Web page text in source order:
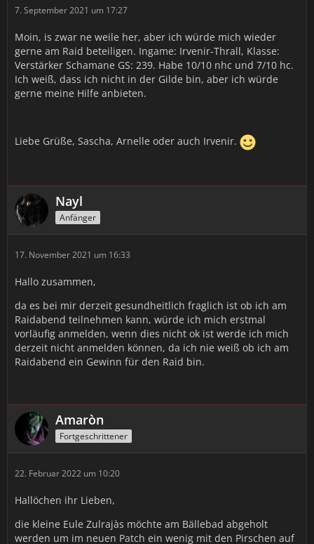
7. September 2021 um 17:27
Moin, is zwar ne weile her, aber ich würde mich wieder
gerne am Raid beteiligen. Ingame: Irvenir-Thrall, Klasse:
Verstärker Schamane GS: 239. Habe 10/10 nhc und 7/10 hc.
Ich weiß, dass ich nicht in der Gilde bin, aber ich würde
gerne meine Hilfe anbieten.
Liebe Grüße, Sascha, Arnelle oder auch Irvenir.
Nayl
Anfänger
17. November 2021 um 16:33
Hallo zusammen,
da es bei mir derzeit gesundheitlich fraglich ist ob ich am
Raidabend teilnehmen kann, würde ich mich erstmal
vorläufig anmelden, wenn dies nicht ok ist werde ich mich
derzeit nicht anmelden können, da ich nie weiß ob ich am
Raidabend ein Gewinn für den Raid bin.
Amaròn
Fortgeschrittener
22. Februar 2022 um 10:20
Hallöchen ihr Lieben,
die kleine Eule Zulrajàs möchte am Bällebad abgeholt
werden um im neuen Patch ein wenig mit den Pirschen auf